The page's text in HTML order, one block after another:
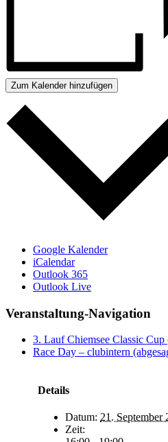
Zum Kalender hinzufügen
Google Kalender
iCalendar
Outlook 365
Outlook Live
Veranstaltung-Navigation
3. Lauf Chiemsee Classic
Race Day – clubintern
Details
Datum: 21. September
Zeit: